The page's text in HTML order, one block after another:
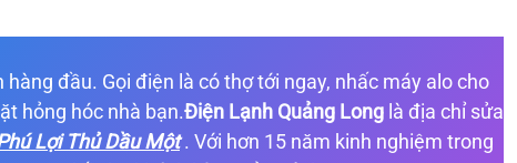
hàng đầu. Gọi điện là có thợ tới ngay, nhấc máy alo cho
hỏng hóc nhà bạn.Điện Lạnh Quảng Long là địa chỉ sửa
Lợi Thủ Dầu Một . Với hơn 15 năm kinh nghiệm trong